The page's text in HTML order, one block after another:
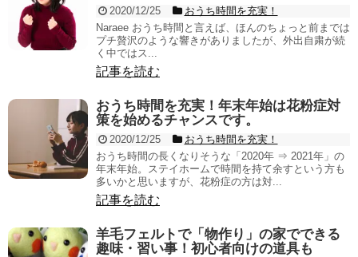
2020/12/25
おうち時間を充実！
Naraee おうち時間と言えば、ほんのちょっと前までは
プチ贅沢のような響きがありましたが、外出自粛が続
く中ではス...
記事を読む
おうち時間を充実！年末年始は花粉症対
策を始めるチャンスです。
2020/12/25
おうち時間を充実！
おうち時間の長くなりそうな「2020年 ⇒ 2021年」の
年末年始。ステイホームで時間を持て余すという方も
多いかと思いますが、花粉症の方は対...
記事を読む
羊毛フェルトで「物作り」の家でできる
趣味・習い事！初心者向けの道具も